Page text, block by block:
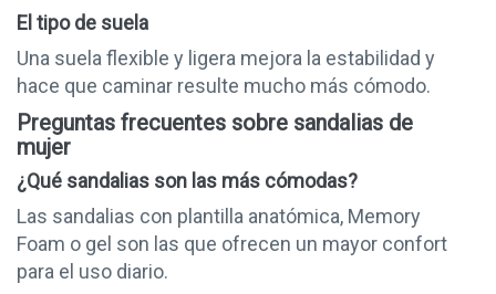
El tipo de suela
Una suela flexible y ligera mejora la estabilidad y
hace que caminar resulte mucho más cómodo.
Preguntas frecuentes sobre sandalias de
mujer
¿Qué sandalias son las más cómodas?
Las sandalias con plantilla anatómica, Memory
Foam o gel son las que ofrecen un mayor confort
para el uso diario.